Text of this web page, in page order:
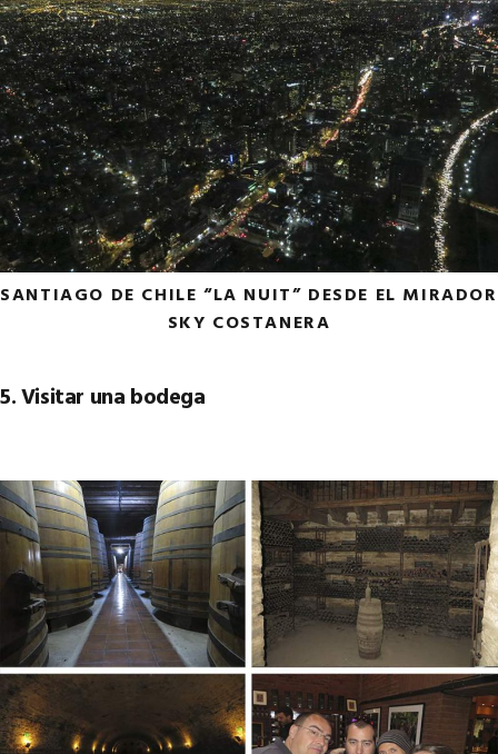
SANTIAGO DE CHILE “LA NUIT” DESDE EL MIRADOR
SKY COSTANERA
5. Visitar una bodega